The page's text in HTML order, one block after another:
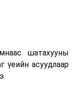
тусгажээ.
хариулт,
шатахууны
үеийн асуудлаар